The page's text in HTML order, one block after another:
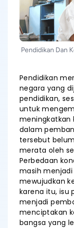
Pendidikan Dan
Pendidikan
negara yang
pendidikan,
untuk
meningkatkan
dalam
tersebut
merata oleh
Perbedaan
masih
mewujudkan
karena itu, isu
menjadi
menciptakan
bangsa yang